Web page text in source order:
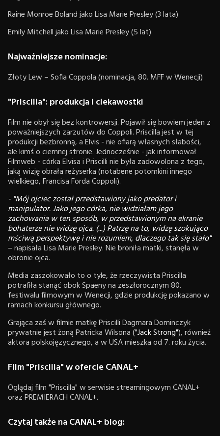
Raine Monroe Boland jako Lisa Marie Presley (3 lata)
Emily Mitchell jako Lisa Marie Presley (5 lat)
Najważniejsze nominacje:
Złoty Lew – Sofia Coppola (nominacja, 80. MFF w Wenecji)
"Priscilla": produkcja i ciekawostki
Film nie obył się bez kontrowersji. Pojawił się bowiem jeden z
poważniejszych zarzutów do Coppoli. Priscilla jest w tej
produkcji bezbronną, a Elvis - nie ofiarą własnych słabości,
ale kimś o ciemnej stronie. Jednocześnie - jak informował
Filmweb - córka Elvisa i Priscilli nie była zadowolona z tego,
jaką wizję obrała reżyserka (notabene potomkini innego
wielkiego, Francisa Forda Coppoli).
- "Mój ojciec został przedstawiony jako predator i
manipulator. Jako jego córka, nie widziałam jego
zachowania w ten sposób, w przedstawionym na ekranie
bohaterze nie widzę ojca. (...) Patrzę na to, widzę szokująco
mściwą perspektywę i nie rozumiem, dlaczego tak się stało"
– napisała Lisa Marie Presley. Nie broniła matki, stanęła w
obronie ojca.
Media zaszokowało to o tyle, że rzeczywista Priscilla
potrafiła stanąć obok Spaeny na zeszłorocznym 80.
festiwalu filmowym w Wenecji, gdzie produkcję pokazano w
ramach konkursu głównego.
Grająca zaś w filmie matkę Priscilli Dagmara Dominczyk
prywatnie jest żoną Patricka Wilsona ("Jack Strong"), również
aktora polskojęzycznego, a w USA mieszka od 7. roku życia.
Film "Priscilla" w ofercie CANAL+
Oglądaj film "Priscilla" w serwisie streamingowym CANAL+
oraz PREMIERACH CANAL+.
Czytaj także na CANAL+ blog: